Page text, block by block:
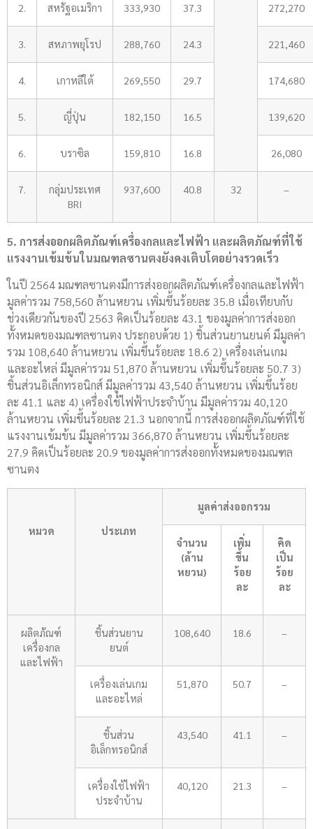
2. สหรัฐอเมริกา 333,930 37.3 272,270
3. สหภาพยุโรป 288,760 24.3 221,460
4. เกาหลีใต้ 269,550 29.7 174,680
5. ญี่ปุ่น 182,150 16.5 139,620
6. บราซิล 159,810 16.8 26,080
7.
กลุ่มประเทศ
BRI
937,600 40.8 32 –
5. การส่งออกผลิตภัณฑ์เครื่องกลและไฟฟ้า และผลิตภัณฑ์ที่ใช้
แรงงานเข้มข้นในมณฑลซานตงยังคงเติบโตอย่างรวดเร็ว
ในปี 2564 มณฑลซานตงมีการส่งออกผลิตภัณฑ์เครื่องกลและไฟฟ้า
มูลค่ารวม 758,560 ล้านหยวน เพิ่มขึ้นร้อยละ 35.8 เมื่อเทียบกับ
ช่วงเดียวกันของปี 2563 คิดเป็นร้อยละ 43.1 ของมูลค่าการส่งออก
ทั้งหมดของมณฑลซานตง ประกอบด้วย 1) ชิ้นส่วนยานยนต์ มีมูลค่า
รวม 108,640 ล้านหยวน เพิ่มขึ้นร้อยละ 18.6 2) เครื่องเล่นเกม
และอะไหล่ มีมูลค่ารวม 51,870 ล้านหยวน เพิ่มขึ้นร้อยละ 50.7 3)
ชิ้นส่วนอิเล็กทรอนิกส์ มีมูลค่ารวม 43,540 ล้านหยวน เพิ่มขึ้นร้อย
ละ 41.1 และ 4) เครื่องใช้ไฟฟ้าประจำบ้าน มีมูลค่ารวม 40,120
ล้านหยวน เพิ่มขึ้นร้อยละ 21.3 นอกจากนี้ การส่งออกผลิตภัณฑ์ที่ใช้
แรงงานเข้มข้น มีมูลค่ารวม 366,870 ล้านหยวน เพิ่มขึ้นร้อยละ
27.9 คิดเป็นร้อยละ 20.9 ของมูลค่าการส่งออกทั้งหมดของมณฑล
ซานตง
หมวด ประเภท
มูลค่าส่งออกรวม
จำนวน
(ล้าน
หยวน)
เพิ่ม
ขึ้น
ร้อย
ละ
คิด
เป็น
ร้อย
ละ
ผลิตภัณฑ์
เครื่องกล
และไฟฟ้า
ชิ้นส่วนยาน
ยนต์
108,640 18.6 –
เครื่องเล่นเกม
และอะไหล่
51,870 50.7 –
ชิ้นส่วน
อิเล็กทรอนิกส์
43,540 41.1 –
เครื่องใช้ไฟฟ้า
ประจำบ้าน
40,120 21.3 –